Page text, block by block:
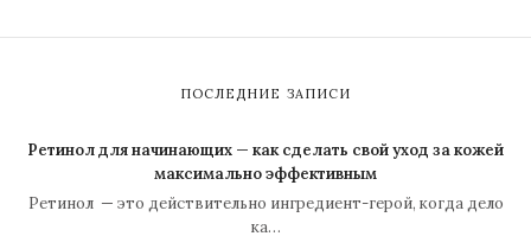
ПОСЛЕДНИЕ ЗАПИСИ
Ретинол для начинающих — как сделать свой уход за кожей
максимально эффективным
Ретинол — это действительно ингредиент-герой, когда дело
ка…